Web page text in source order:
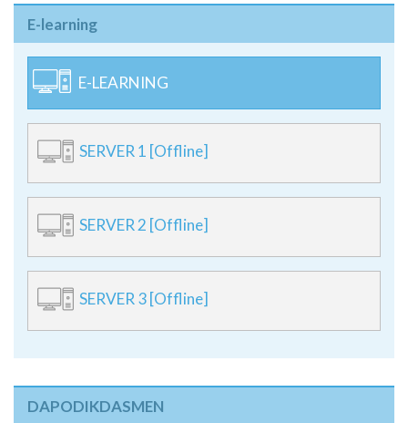
E-learning
E-LEARNING
SERVER 1 [Offline]
SERVER 2 [Offline]
SERVER 3 [Offline]
DAPODIKDASMEN